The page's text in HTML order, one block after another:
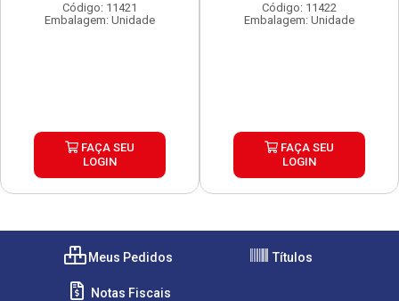
Código: 11421
Embalagem: Unidade
FAÇA SEU
LOGIN
Código: 11422
Embalagem: Unidade
FAÇA SEU
LOGIN
Meus Pedidos Títulos
Notas Fiscais